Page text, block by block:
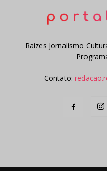
Raízes Jornalismo
Contato: